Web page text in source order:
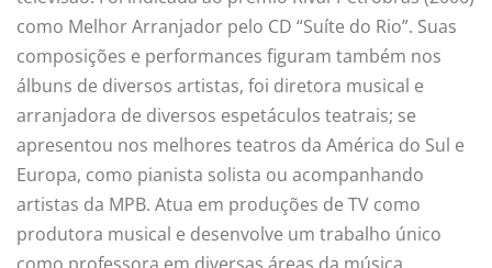
como Melhor Arranjador pelo CD “Suíte do Rio”. Suas
composições e performances figuram também nos
álbuns de diversos artistas, foi diretora musical e
arranjadora de diversos espetáculos teatrais; se
apresentou nos melhores teatros da América do Sul e
Europa, como pianista solista ou acompanhando
artistas da MPB. Atua em produções de TV como
produtora musical e desenvolve um trabalho único